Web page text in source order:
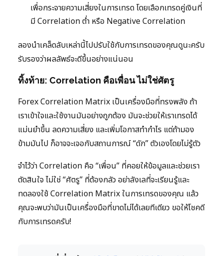
เพื่อกระจายความเสี่ยงในการเทรด โดยเลือกเทรดคู่เงินที่
มี Correlation ต่ำ หรือ Negative Correlation
ลองนำเคล็ดลับเหล่านี้ไปปรับใช้กับการเทรดของคุณดูนะครับ
รับรองว่าผลลัพธ์จะดีขึ้นอย่างแน่นอน
ทิ้งท้าย: Correlation คือเพื่อน ไม่ใช่ศัตรู
Forex Correlation Matrix เป็นเครื่องมือที่ทรงพลัง ถ้า
เราเข้าใจและใช้งานมันอย่างถูกต้อง มันจะช่วยให้เราเทรดได้
แม่นยำขึ้น ลดความเสี่ยง และเพิ่มโอกาสทำกำไร แต่ถ้ามอง
ข้ามมันไป ก็อาจจะเจอกับสถานการณ์ “ดัก” ตัวเองโดยไม่รู้ตัว
จำไว้ว่า Correlation คือ “เพื่อน” ที่คอยให้ข้อมูลและช่วยเรา
ตัดสินใจ ไม่ใช่ “ศัตรู” ที่ต้องกลัว อย่าลังเลที่จะเรียนรู้และ
ทดลองใช้ Correlation Matrix ในการเทรดของคุณ แล้ว
คุณจะพบว่ามันเป็นเครื่องมือที่ขาดไม่ได้เลยทีเดียว ขอให้โชคดี
กับการเทรดครับ!